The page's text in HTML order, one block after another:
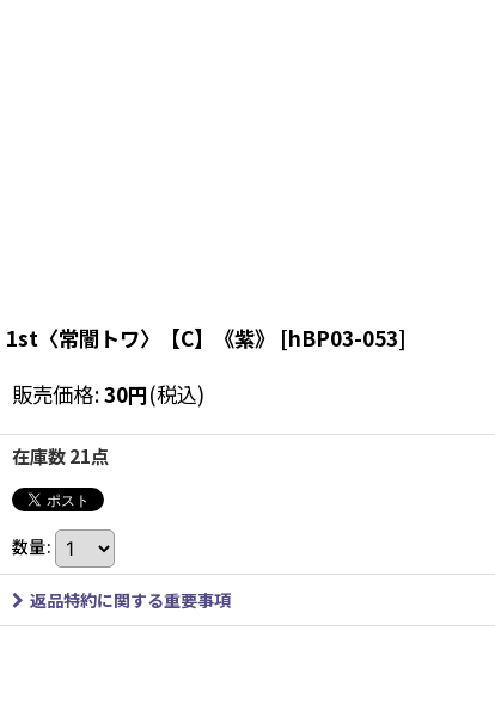
1st〈常闇トワ〉【C】《紫》 [hBP03-053]
販売価格:30円(税込)
在庫数 21点
数量:
返品特約に関する重要事項